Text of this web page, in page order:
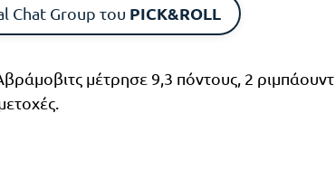
Chat Group του PICK&ROLL
μέτρησε 9,3 πόντους, 2 ριμπάουντ